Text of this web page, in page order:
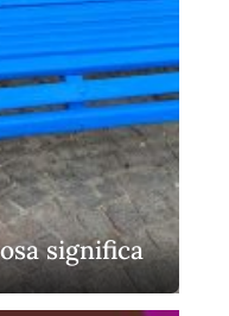
significa